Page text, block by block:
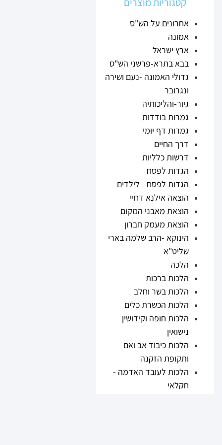
אחרונים על הש"ס
אמונה
ארץ ישראל
בבא בתרא-פרשני הש"ס
גדולי האמונה -נעם ושירה
ונגרובר
גיור-והליכותיה
גמרות בודדות
גמרות דף יומי
דרך החיים
דרשות כלליות
הגדות לפסח
הגדות לפסח - לילדים
הוצאה אילנא דחיי
הוצאת מאבני המקום
הוצאת מעמק חברון
הינוקא -הרב שלמה בארי
שליט"א
הלכה
הלכות ברכות
הלכות בשר וחלב
הלכות הכשרת כלים
הלכות חופה וקידושין
נישואין
הלכות כיבוד אב ואם
ותקופת הזקנה
הלכות לעובד האדמה -
חקלאי